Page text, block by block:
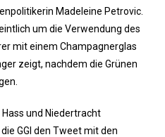
Madeleine Petrovic.
um die Verwendung des
mit einem Champagnerglas
zeigt, nachdem die Grünen
und Niedertracht
GGI den Tweet mit den